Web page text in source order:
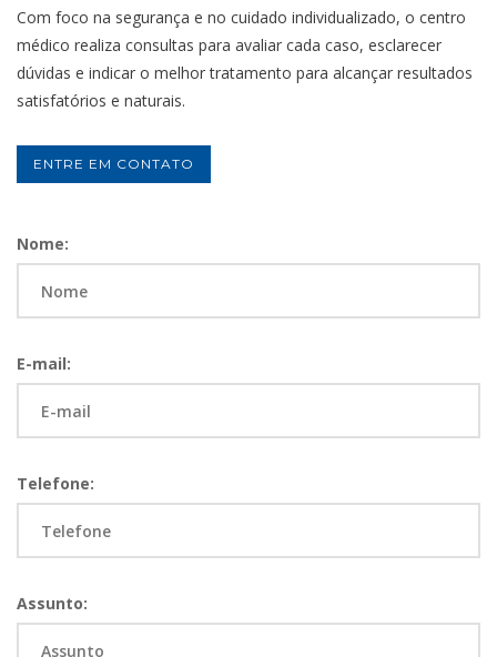
Com foco na segurança e no cuidado individualizado, o centro
médico realiza consultas para avaliar cada caso, esclarecer
dúvidas e indicar o melhor tratamento para alcançar resultados
satisfatórios e naturais.
ENTRE EM CONTATO
Nome:
E-mail:
Telefone:
Assunto: